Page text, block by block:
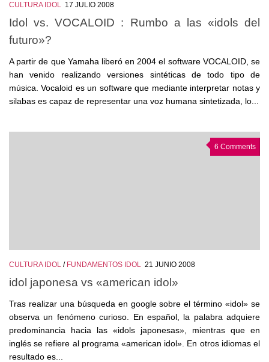
CULTURA IDOL 17 JULIO 2008
Idol vs. VOCALOID : Rumbo a las «idols del
futuro»?
A partir de que Yamaha liberó en 2004 el software VOCALOID, se
han venido realizando versiones sintéticas de todo tipo de
música. Vocaloid es un software que mediante interpretar notas y
silabas es capaz de representar una voz humana sintetizada, lo...
6 Comments
CULTURA IDOL / FUNDAMENTOS IDOL 21 JUNIO 2008
idol japonesa vs «american idol»
Tras realizar una búsqueda en google sobre el término «idol» se
observa un fenómeno curioso. En español, la palabra adquiere
predominancia hacia las «idols japonesas», mientras que en
inglés se refiere al programa «american idol». En otros idiomas el
resultado es...